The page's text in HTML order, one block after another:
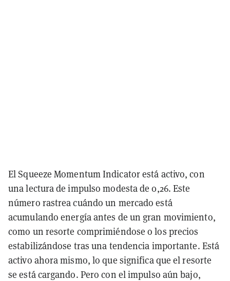
El Squeeze Momentum Indicator está activo, con
una lectura de impulso modesta de 0,26. Este
número rastrea cuándo un mercado está
acumulando energía antes de un gran movimiento,
como un resorte comprimiéndose o los precios
estabilizándose tras una tendencia importante. Está
activo ahora mismo, lo que significa que el resorte
se está cargando. Pero con el impulso aún bajo,